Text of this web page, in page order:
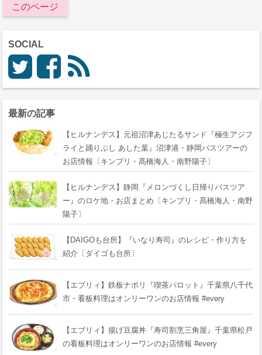
このページ
SOCIAL
最新の記事
【ヒルナンデス】元祖沼津あじたるサンド『極生アジフ
ライと踊りぶし あした葉』沼津港・静岡バスツアーの
お店情報〔キンプリ・髙橋海人・南野陽子〕
【ヒルナンデス】静岡『メロンづくし日帰りバスツア
ー』のロケ地・お店まとめ〔キンプリ・髙橋海人・南野
陽子〕
【DAIGOも台所】『いなり寿司』のレシピ・作り方を
紹介〔ダイゴも台所〕
【エブリィ】鉄板ナポリ『喫茶パロット』千葉県八千代
市・看板料理はオンリーワンのお店情報 #every
【エブリィ】揚げ豆腐丼『寿司割烹三角屋』千葉県松戸
の看板料理はオンリーワンのお店情報 #every